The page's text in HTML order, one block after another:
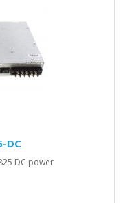
DC
DC power